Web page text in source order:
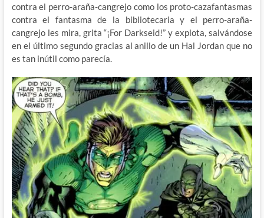
contra el perro-araña-cangrejo como los proto-cazafantasmas
contra el fantasma de la bibliotecaria y el perro-araña-
cangrejo les mira, grita “¡For Darkseid!” y explota, salvándose
en el último segundo gracias al anillo de un Hal Jordan que no
es tan inútil como parecía.